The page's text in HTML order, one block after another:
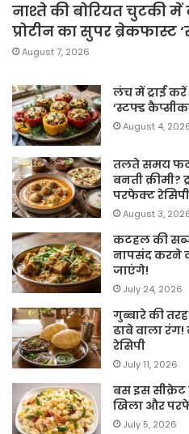
नाश्ते की बोरियत चुटकी
प्रोटीन का सुपर ब्रेकफास्ट
August 7, 2026
लंच में ट्राई
‘स्टफ्ड
August 4,
तलते समय फट
बनती क्रीमी?
परफेक्ट रेसिपी
August 3,
कटहल की
नापसंद करने
जाएंगे!
July 24, 2026
गुब्बारे की
ढाबे वाला
रेसिपी
July 11, 2026
बस इस
खिला और
July 5, 2026